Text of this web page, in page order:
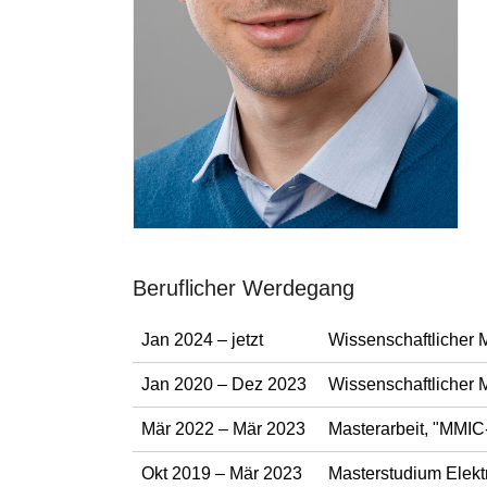
Beruflicher Werdegang
Jan 2024 – jetzt Wissenschaftlicher
Jan 2020 – Dez 2023 Wissenschaftlicher
Mär 2022 – Mär 2023 Masterarbeit,
Okt 2019 – Mär 2023 Masterstudium